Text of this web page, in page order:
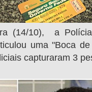
(14/10), a
uma"Boca
capturaram 3